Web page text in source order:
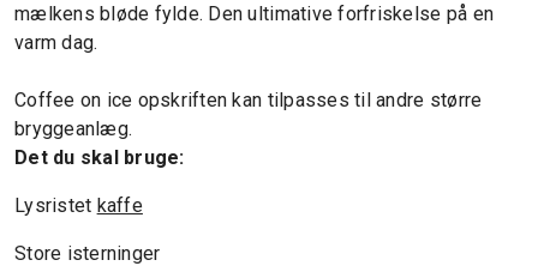
mælkens bløde fylde. Den ultimative forfriskelse på en
varm dag.
Coffee on ice opskriften kan tilpasses til andre større
bryggeanlæg.
Det du skal bruge:
Lysristet kaffe
Store isterninger